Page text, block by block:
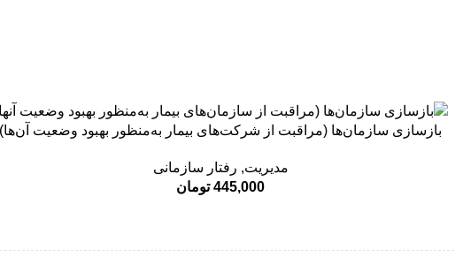
بازسازی سازمان‌ها (مراقبت از شرکت‌های بيمار به‌منظور بهبود وضعيت آن‌‌ها)
مدیریت, رفتار سازمانی
445,000 تومان